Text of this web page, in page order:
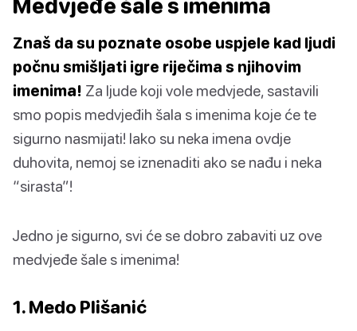
Medvjeđe šale s imenima
Znaš da su poznate osobe uspjele kad ljudi
počnu smišljati igre riječima s njihovim
imenima! Za ljude koji vole medvjede, sastavili
smo popis medvjeđih šala s imenima koje će te
sigurno nasmijati! Iako su neka imena ovdje
duhovita, nemoj se iznenaditi ako se nađu i neka
“sirasta”!
Jedno je sigurno, svi će se dobro zabaviti uz ove
medvjeđe šale s imenima!
1. Medo Plišanić